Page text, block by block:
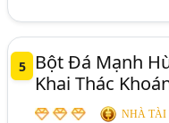
5
Bột Đá Mạnh
Khai Thác
NHÀ TÀI